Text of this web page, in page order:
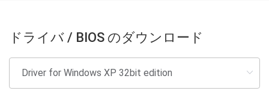
ドライバ / BIOS のダウンロード